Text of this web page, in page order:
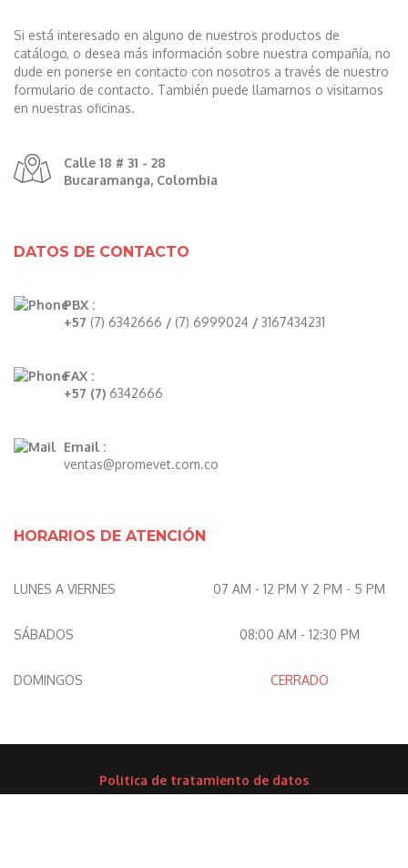
Si está interesado en alguno de nuestros productos de
catálogo, o desea más información sobre nuestra compañía, no
dude en ponerse en contacto con nosotros a través de nuestro
formulario de contacto. También puede llamarnos o visitarnos
en nuestras oficinas.
Calle 18 # 31 - 28
Bucaramanga, Colombia
DATOS DE CONTACTO
PBX :
+57 (7) 6342666 / (7) 6999024 / 3167434231
FAX :
+57 (7) 6342666
Email :
ventas@promevet.com.co
HORARIOS DE ATENCIÓN
LUNES A VIERNES 07 AM - 12 PM Y 2 PM - 5 PM
SÁBADOS 08:00 AM - 12:30 PM
DOMINGOS CERRADO
Politica de tratamiento de datos